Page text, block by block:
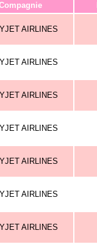
AIRLINES
AIRLINES
AIRLINES
AIRLINES
AIRLINES
AIRLINES
AIRLINES